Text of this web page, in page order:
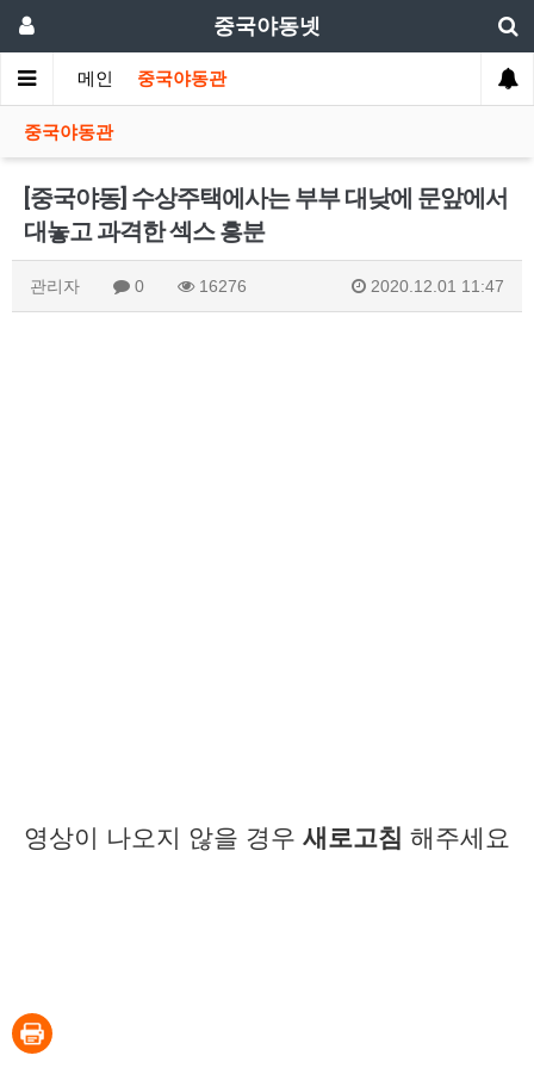
중국야동넷
메인 중국야동관
중국야동관
[중국야동] 수상주택에사는 부부 대낮에 문앞에서
대놓고 과격한 섹스 흥분
관리자 0 16276 2020.12.01 11:47
영상이 나오지 않을 경우 새로고침 해주세요